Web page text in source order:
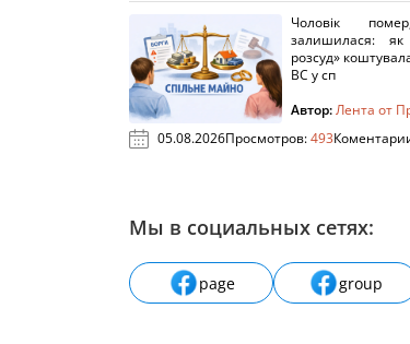
Чоловік
залишилася:
розсуд»
ВС у сп
Автор:Лента от
05.08.2026Просмотров:493
Мы в социальных сетях:
page group